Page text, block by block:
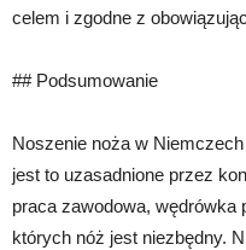
celem i zgodne z
## Podsumowanie
Noszenie noża w
jest to uzasadnione przez
praca zawodowa, wędrówka
których nóż jest niezbędny.